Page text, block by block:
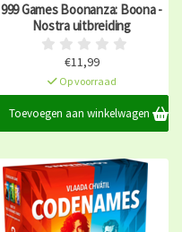
999 Games Boonanza: Boona -
Nostra uitbreiding
€11,99
Op voorraad
Toevoegen aan winkelwagen